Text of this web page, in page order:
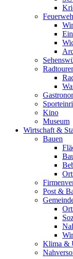
Kino
Museum
Wirtschaft &
Bauen
Post &
Klima &